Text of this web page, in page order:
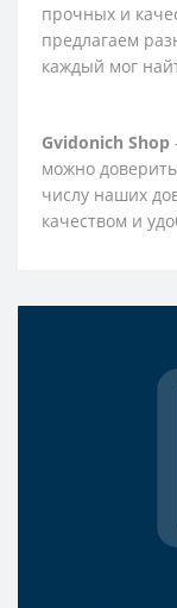
прочных и
предлагаем
каждый мог
Gvidonich Shop
можно
числу наших
качеством и